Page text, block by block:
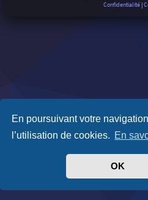
En poursuivant votre
l’utilisation de cookies. En
OK
Confidentialité |